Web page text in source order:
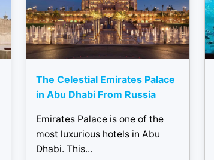
The Celestial Emirates Palace
in Abu Dhabi From Russia
Emirates Palace is one of the
most luxurious hotels in Abu
Dhabi. This...